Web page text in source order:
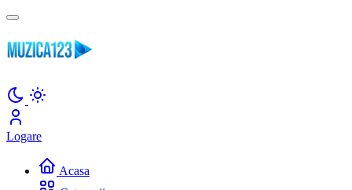
Logare
Acasa